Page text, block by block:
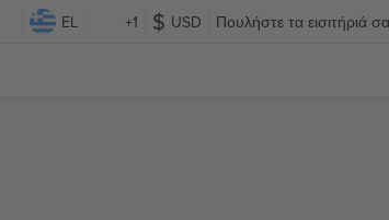
EL +1 USD Πουλήστε τα εισιτήριά